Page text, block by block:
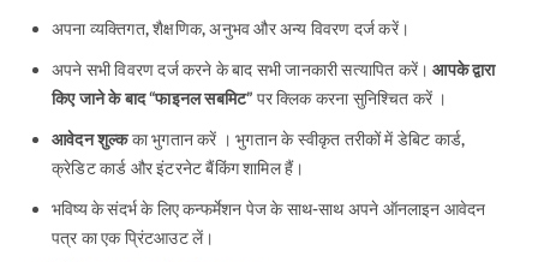
अपना व्यक्तिगत, शैक्षणिक, अनुभव और अन्य विवरण दर्ज करें।
अपने सभी विवरण दर्ज करने के बाद सभी जानकारी सत्यापित करें।आपके द्वारा
किए जाने के बाद “फाइनल सबमिट” पर क्लिक करना सुनिश्चित करें ।
आवेदन शुल्कका भुगतान करें । भुगतान के स्वीकृत तरीकों में डेबिट कार्ड,
क्रेडिट कार्ड और इंटरनेट बैंकिंग शामिल हैं।
भविष्य के संदर्भ के लिए कन्फर्मेशन पेज के साथ-साथ अपने ऑनलाइन आवेदन
पत्र का एक प्रिंटआउट लें।